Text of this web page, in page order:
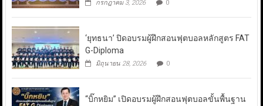
กรกฎาคม 3, 2026 0
‘ยุทธนา’ ปิดอบรมผู้ฝึกสอนฟุตบอลหลักสูตร FAT
G-Diploma
มิถุนายน 28, 2026 0
“บิ๊กหยิม” เปิดอบรมผู้ฝึกสอนฟุตบอลขั้นพื้นฐาน